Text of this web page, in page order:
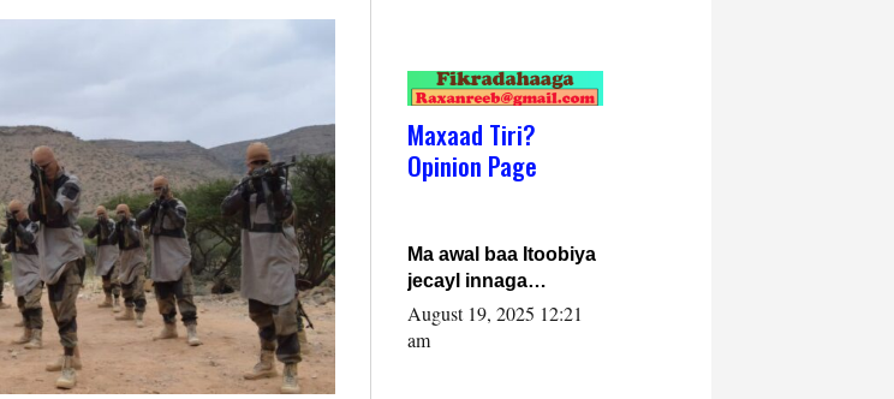
Maxaad Tiri?
Opinion Page
Ma awal baa Itoobiya
jecayl innaga
dhexeeyay?! Axmed-
Yaasiin Max’ed
August 19, 2025 12:21
am